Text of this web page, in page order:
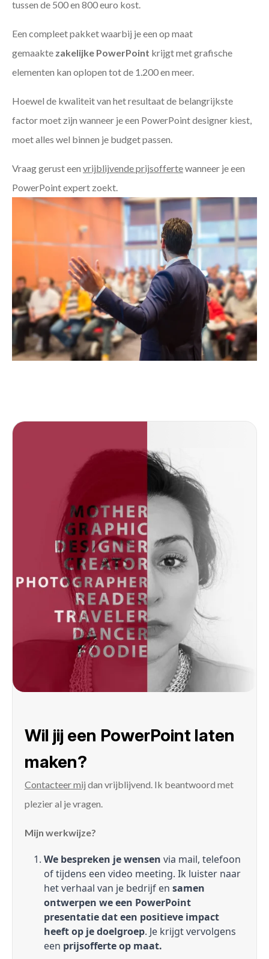
tussen de 500 en 800 euro kost.
Een compleet pakket waarbij je een op maat
gemaakte zakelijke PowerPoint krijgt met grafische
elementen kan oplopen tot de 1.200 en meer.
Hoewel de kwaliteit van het resultaat de belangrijkste
factor moet zijn wanneer je een PowerPoint designer kiest,
moet alles wel binnen je budget passen.
Vraag gerust een vrijblijvende prijsoffertewanneer je een
PowerPoint expert zoekt.
Wil jij een PowerPoint laten
maken?
Contacteer mij dan vrijblijvend. Ik beantwoord met
plezier al je vragen.
Mijn werkwijze?
We bespreken je wensen via mail, telefoon
of tijdens een video meeting. Ik luister naar
het verhaal van je bedrijf en samen
ontwerpen we een PowerPoint
presentatie dat een positieve impact
heeft op je doelgroep. Je krijgt vervolgens
een prijsofferte op maat.